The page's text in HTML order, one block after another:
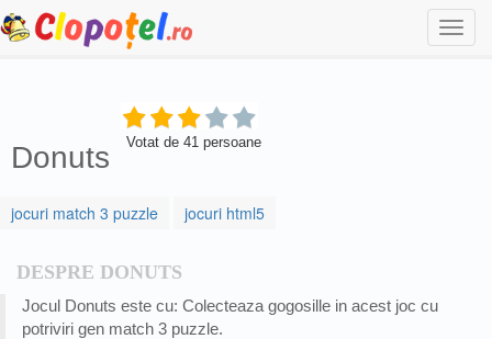
Donuts Votat de 41 persoane
jocuri match 3 puzzle jocuri html5
DESPRE DONUTS
Jocul Donuts este cu: Colecteaza gogosille in acest joc cu
potriviri gen match 3 puzzle.